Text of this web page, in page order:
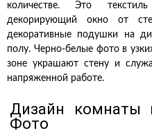
количестве. Это
декорирующий окно от
декоративные подушки на
полу. Черно-белые фото в
зоне украшают стену и
напряженной работе.
Дизайн комнаты
Фото